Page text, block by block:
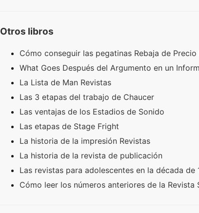
Otros libros
Cómo conseguir las pegatinas Rebaja de Precio
What Goes Después del Argumento en un
La Lista de Man Revistas
Las 3 etapas del trabajo de Chaucer
Las ventajas de los Estadios de Sonido
Las etapas de Stage Fright
La historia de la impresión Revistas
La historia de la revista de publicación
Las revistas para adolescentes en la década de
Cómo leer los números anteriores de la Revista